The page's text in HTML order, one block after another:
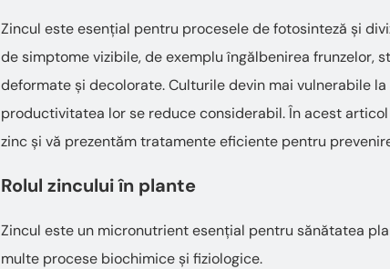
Zincul este esențial pentru procesele de fotosinteză și
de simptome vizibile, de exemplu îngălbenirea frunzelor,
deformate și decolorate. Culturile devin mai vulnerabile
productivitatea lor se reduce considerabil. În acest
zinc și vă prezentăm tratamente eficiente pentru
Rolul zincului în plante
Zincul este un micronutrient esențial pentru sănătatea
multe procese biochimice și fiziologice.